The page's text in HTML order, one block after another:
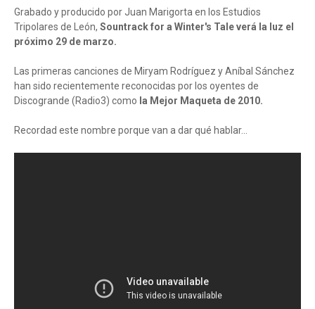
Grabado y producido por Juan Marigorta en los Estudios
Tripolares de León, Sountrack for a Winter's Tale verá la luz el
próximo 29 de marzo.
Las primeras canciones de Miryam Rodríguez y Aníbal Sánchez
han sido recientemente reconocidas por los oyentes de
Discogrande (Radio3) como la Mejor Maqueta de 2010.
Recordad este nombre porque van a dar qué hablar...